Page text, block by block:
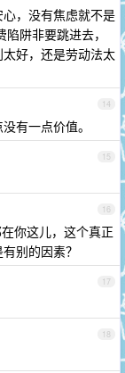
，没有焦虑就不是
阱非要跳进去，
好，还是劳动法太
14
有一点价值。
15
16
你这儿，这个真正
别的因素？
17
18